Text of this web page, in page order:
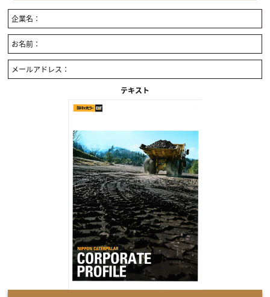
企業名：
お名前：
メールアドレス：
テキスト